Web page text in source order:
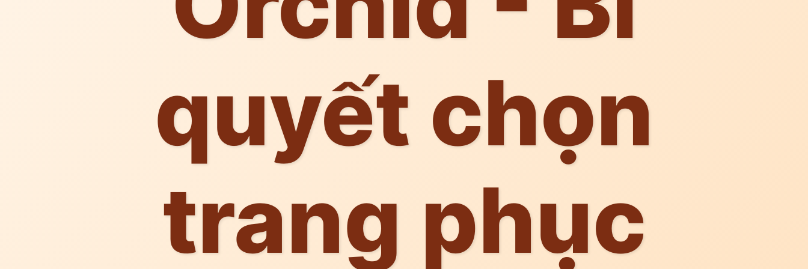
quyết chọn
trang phục